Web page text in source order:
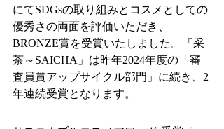
にてSDGsの取り組みとコスメとしての
優秀さの両面を評価いただき、
BRONZE賞を受賞いたしました。「采
茶～SAICHA」は昨年2024年度の「審
査員賞アップサイクル部門」に続き、2
年連続受賞となります。